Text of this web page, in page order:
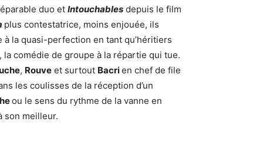
duo et Intouchables depuis le film
plus contestatrice, moins enjouée, ils
à la quasi-perfection en tant qu’héritiers
, la comédie de groupe à la répartie qui tue.
, Rouve et surtout Bacrien chef de file
les coulisses de la réception d’un
ou le sens du rythme de la vanne en
son meilleur.